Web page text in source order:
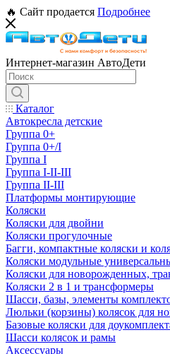
🔥 Сайт продается Подробнее
Интернет-магазин АвтоДети
Каталог
Автокресла детские
Группа 0+
Группа 0+/I
Группа I
Группа I-II-III
Группа II-III
Платформы монтирующие
Коляски
Коляски для двойни
Коляски прогулочные
Багги, компактные коляски и
Коляски модульные
Коляски для новорожденных,
Коляски 2 в 1 и трансформеры
Шасси, базы, элементы
Люльки (корзины) колясок для
Базовые коляски для
Шасси колясок и рамы
Аксессуары